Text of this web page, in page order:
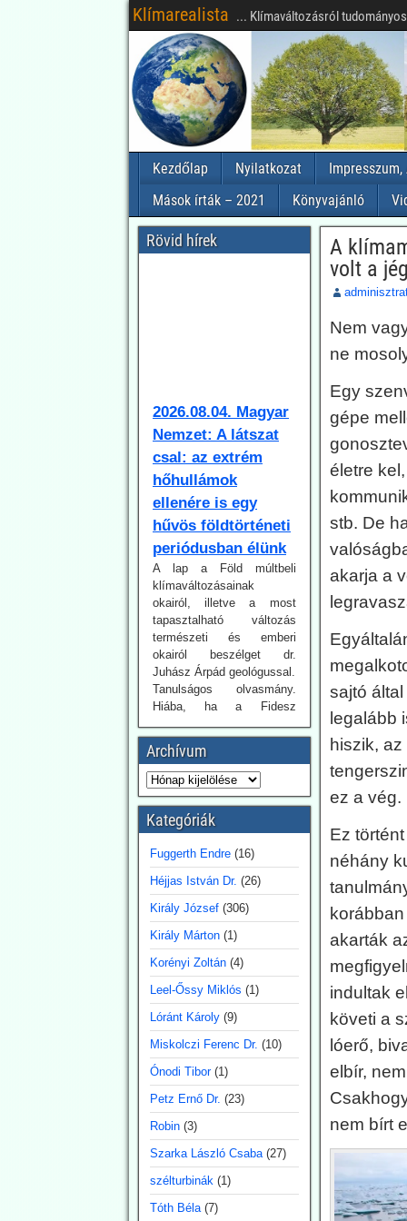
Klímarealista ... Klímaváltozásról
Kezdőlap Nyilatkozat
Mások írták – 2021
Könyvajánló
A
volt a
Nem
ne
Egy
gépe
életre
stb. De
akarja a
sajtó
legalább
hiszik,
ez a vég.
Ez
néhány
akarták
indultak
követi a
lóerő,
elbír,
nem bírt
Rövid hírek
hőhullámok
ellenére is egy
hűvös földtörténeti
periódusban élünk
A lap a Föld múltbeli
klímaváltozásainak
okairól, illetve a most
tapasztalható változás
természeti és emberi
okairól beszélget dr.
Juhász Árpád geológussal.
Tanulságos olvasmány.
Hiába, ha a Fidesz
ellenzékben van, a Magyar
Nemzetnek is könnyebb
realista hangvételű
írásokat közzétennie.
2026.07.30. Uncut-
News: Az adatok
cáfolják az
erdőtüzekkel
legutóbbi
pánikkeltést
A klímarögeszme felé
elkötelezett média (vagyis
a főáramú média 100 %-
ban) a klímaváltozásban,
magyarul az antropogén
CO2-kibocsátás
növekedésében igyekszik
megtalálni (vagy legalábbis
az olvasókkal elhitetni) az
erdőtüzek okát. Így van ez
az idén is, mint a korábbi
években. A gépezet
figyelmen kívül hagyja úgy
az emberi tényezőt, akár a
gondatlanságot, akár a
szándékos gyújtogatást,
mint a hatósági
hozzáállást, amit több
Archívum
Kategóriák
Fuggerth Endre (16)
Héjjas István Dr. (26)
Király József (306)
Király Márton (1)
Korényi Zoltán (4)
Leel-Őssy Miklós (1)
Lóránt Károly (9)
Miskolczi Ferenc Dr. (10)
Ónodi Tibor(1)
Petz Ernő Dr. (23)
Robin (3)
Szarka László Csaba(27)
szélturbinák (1)
Tóth Béla(7)